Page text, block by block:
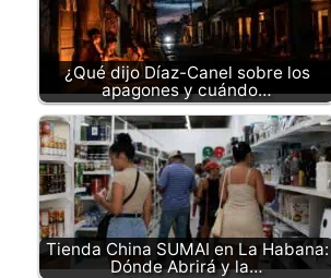
¿Qué dijo Díaz-Canel sobre los
apagones y cuándo…
Tienda China SUMAI en La Habana:
Dónde Abrirá y la…